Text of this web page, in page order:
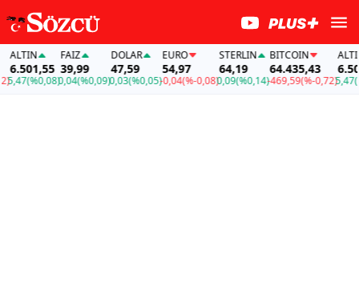
(%0,08)
FAİZ
39,99
0,04(%0,09)
DOLAR
47,59
0,03(%0,05)
EURO
54,97
-0,04(%-0,08)
STERLIN
64,19
0,09(%0,14)
BITCOIN
64.435,43
-469,59(%-0,72)
ALTIN
5,47